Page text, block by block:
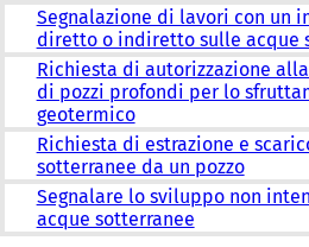
Segnalazione di lavori con un
diretto o indiretto sulle acque
Richiesta di autorizzazione
di pozzi profondi per lo
geotermico
Richiesta di estrazione e
sotterranee da un pozzo
Segnalare lo sviluppo non
acque sotterranee